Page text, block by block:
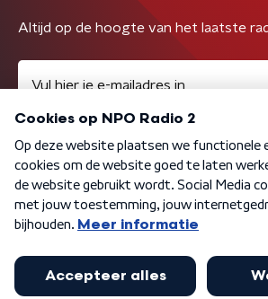
Altijd op de hoogte van het laatste
Algemene voorwaarden